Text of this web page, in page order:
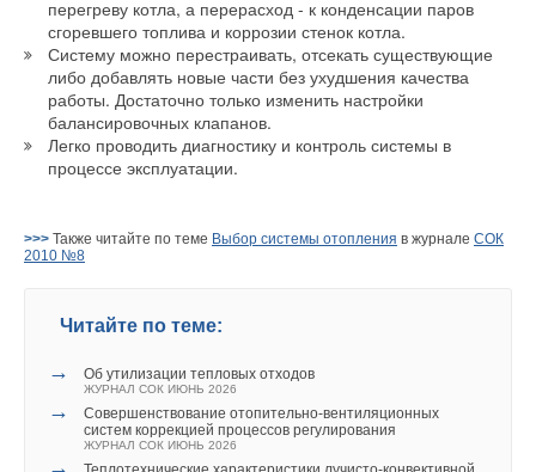
перегреву котла, а перерасход - к конденсации паров
сгоревшего топлива и коррозии стенок котла.
Систему можно перестраивать, отсекать существующие
либо добавлять новые части без ухудшения качества
работы. Достаточно только изменить настройки
балансировочных клапанов.
Легко проводить диагностику и контроль системы в
процессе эксплуатации.
>>> Также читайте по теме Выбор системы отопления в журнале СОК
2010 №8
Читайте по теме:
→ Об утилизации тепловых отходов
ЖУРНАЛ СОК ИЮНЬ 2026
→
Совершенствование отопительно-вентиляционных
систем коррекцией процессов регулирования
ЖУРНАЛ СОК ИЮНЬ 2026
→
составляет 210мм (модели 300-400л) или 280мм (модели
600-1000л). В комплект поставки входит термометр и
антикоррозийный анод. Анод имеет индикатор,
окрашивающийся в красный цвет, сигнализирующий о
необходимости его замены. Бойлеры объемом 600 и 1000 л
поставляются без теплоизоляции. Предохранительные
клапаны для всех моделей необходимо заказывать
фирма-изготовитель предлагает: фланцы с
нагревательными ТЭНами мощностью от 6 до 36 кВт,
предназначенные для подключения к котельной установке от
агрегату от 1,25 кв.м (5,5 кВт) до 2,32 кв.м (10 кВт), а также
нагревательный элемент для установки на муфту
мощностью до 6 кВт. Все электрические нагревательные
элементы предусматривают различную коммутацию